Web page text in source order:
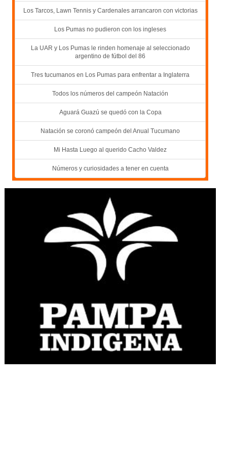
Los Tarcos, Lawn Tennis y Cardenales arrancaron con victorias
Los Pumas no pudieron con los ingleses
La UAR y Los Pumas le rinden homenaje al seleccionado
argentino de fútbol del 86
Tres tucumanos en Los Pumas para enfrentar a Inglaterra
Todos los números del campeón Natación
Aguará Guazú se quedó con la Copa
Natación se coronó campeón del Anual Tucumano
Mi Hasta Luego al querido Cacho Valdez
Números y curiosidades a tener en cuenta